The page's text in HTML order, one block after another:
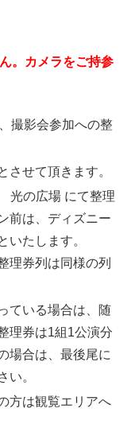
。カメラをご持参
撮影会参加への整
させて頂きます。
光の広場 にて整理
前は、ディズニー
いたします。
理券列は同様の列
ている場合は、随
理券は1組1公演分
場合は、最後尾に
い。
方は観覧エリアへ